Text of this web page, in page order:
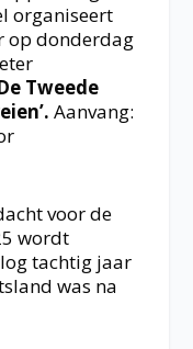
organiseert
op donderdag
Tweede
Aanvang:
voor de
wordt
tachtig jaar
was na